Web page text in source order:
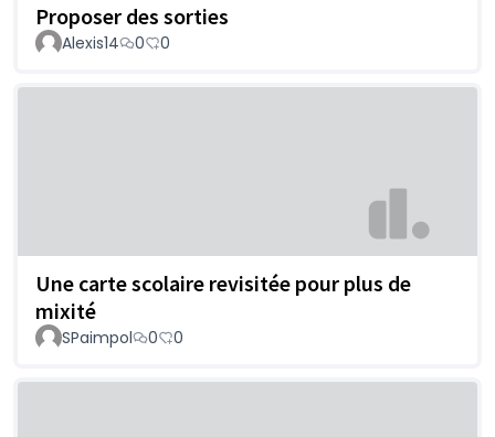
Proposer des sorties
Alexis14 0 0
Une carte scolaire revisitée pour plus de
mixité
SPaimpol 0 0